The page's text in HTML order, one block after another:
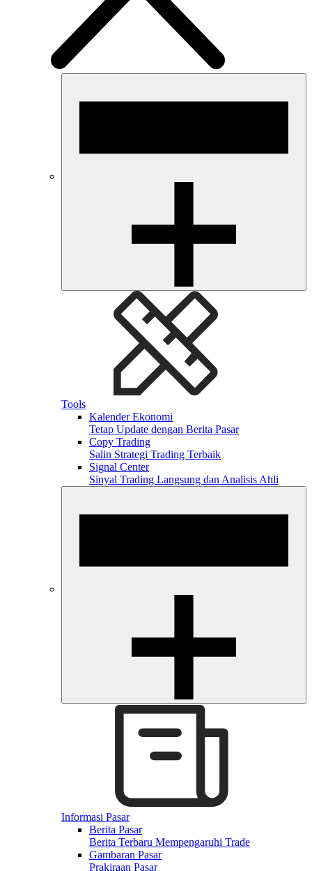
Tools
Kalender Ekonomi
Tetap Update dengan Berita Pasar
Copy Trading
Salin Strategi Trading Terbaik
Signal Center
Sinyal Trading Langsung dan Analisis Ahli
Informasi Pasar
Berita Pasar
Berita Terbaru Mempengaruhi Trade
Gambaran Pasar
Prakiraan Pasar